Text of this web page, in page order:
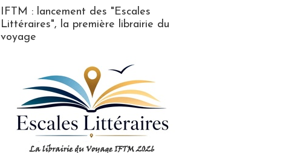
IFTM : lancement des "Escales
Littéraires", la première librairie du
voyage